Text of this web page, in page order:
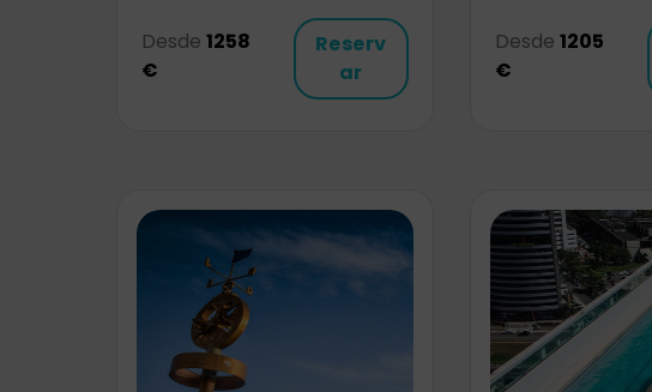
Desde 1258
€
Reserv
ar
Desde 1205
€